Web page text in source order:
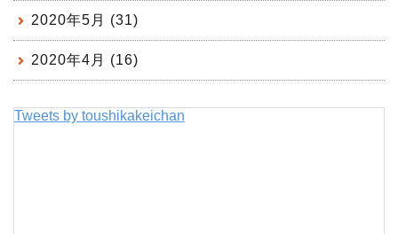
2020年5月 (31)
2020年4月 (16)
Tweets by toushikakeichan